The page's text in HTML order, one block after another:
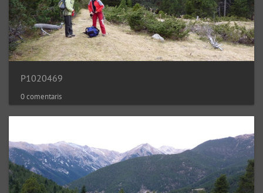
P1020469
0 comentaris